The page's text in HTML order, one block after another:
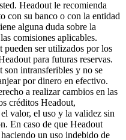
Headout le recomienda
con su banco o con la entidad
alguna duda sobre la
comisiones aplicables.
pueden ser utilizados por los
para futuras reservas.
son intransferibles y no se
por dinero en efectivo.
a realizar cambios en las
créditos Headout,
valor, el uso y la validez sin
En caso de que Headout
un uso indebido de